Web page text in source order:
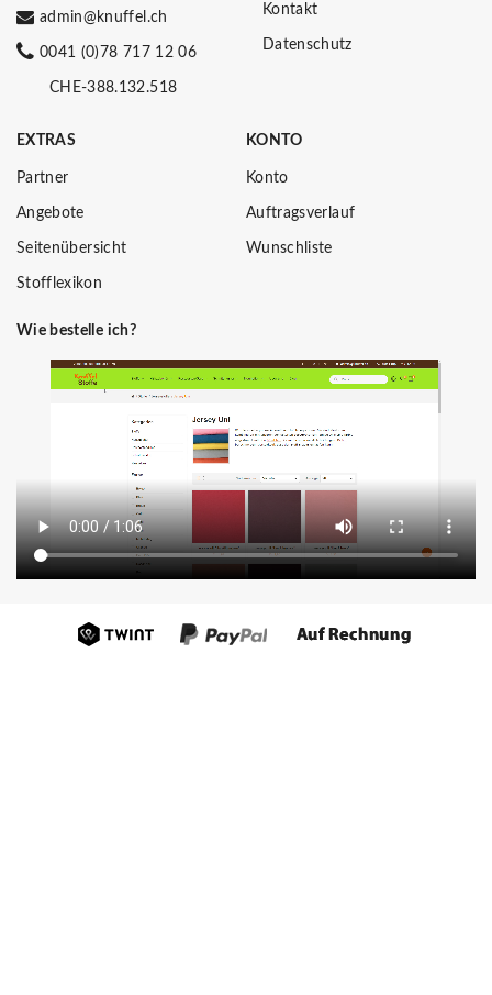
admin@knuffel.ch
0041 (0)78 717 12 06
CHE-388.132.518
Kontakt
Datenschutz
EXTRAS
Partner
Angebote
Seitenübersicht
Stofflexikon
KONTO
Konto
Auftragsverlauf
Wunschliste
Wie bestelle ich?